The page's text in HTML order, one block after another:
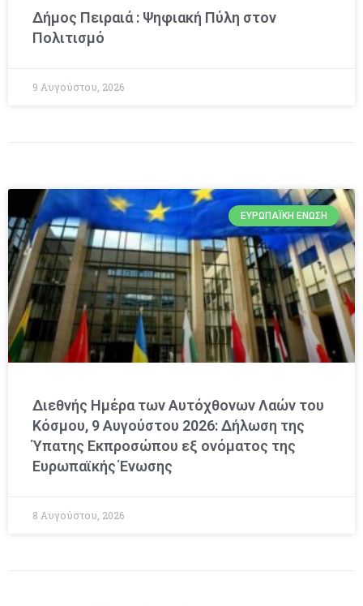
Δήμος Πειραιά : Ψηφιακή Πύλη στον
Πολιτισμό
9 Αυγούστου, 2026
ΕΥΡΩΠΑΪΚΉ ΈΝΩΣΗ
Διεθνής Ημέρα των Αυτόχθονων Λαών του
Κόσμου, 9 Αυγούστου 2026: Δήλωση της
Ύπατης Εκπροσώπου εξ ονόματος της
Ευρωπαϊκής Ένωσης
8 Αυγούστου, 2026